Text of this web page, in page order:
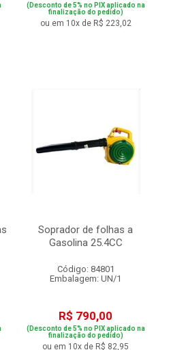
(Desconto de 5% no PIX aplicado na
finalização do pedido)
ou em 10x de R$ 223,02
Soprador de folhas a
Gasolina 25.4CC
Código: 84801
Embalagem: UN/1
R$ 790,00
(Desconto de 5% no PIX aplicado na
finalização do pedido)
ou em 10x de R$ 82,95